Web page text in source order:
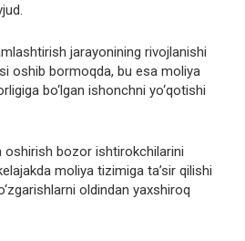
jarayonining rivojlanishi
oshib bormoqda, bu esa moliya
bo‘lgan ishonchni yo‘qotishi
oshirish bozor ishtirokchilarini
moliya tizimiga ta’sir qilishi
oldindan yaxshiroq